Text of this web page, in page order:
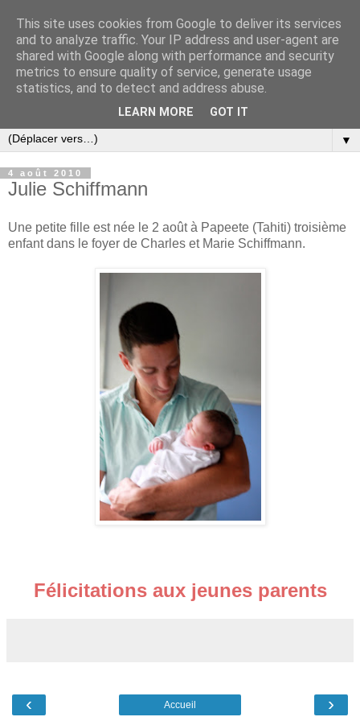
▼
4 août 2010
Julie Schiffmann
Une petite fille est née le 2 août à Papeete (Tahiti) troisième
enfant dans le foyer de Charles et Marie Schiffmann.
Félicitations aux jeunes parents
‹ ›
Accueil
This site uses cookies from Google to deliver its services
and to analyze traffic. Your IP address and user-agent are
shared with Google along with performance and security
metrics to ensure quality of service, generate usage
statistics, and to detect and address abuse.
LEARN MORE GOT IT